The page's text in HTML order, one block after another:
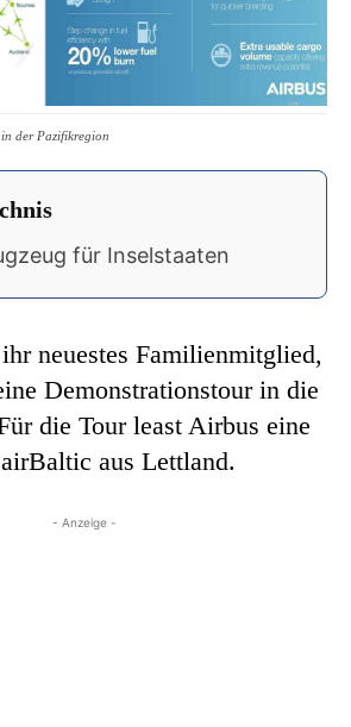
der Pazifikregion
für Inselstaaten
neuestes Familienmitglied,
Demonstrationstour in die
die Tour least Airbus eine
aus Lettland.
- Anzeige -